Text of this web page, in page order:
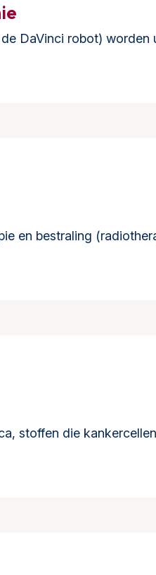
DaVinci robot)
en bestraling
stoffen die